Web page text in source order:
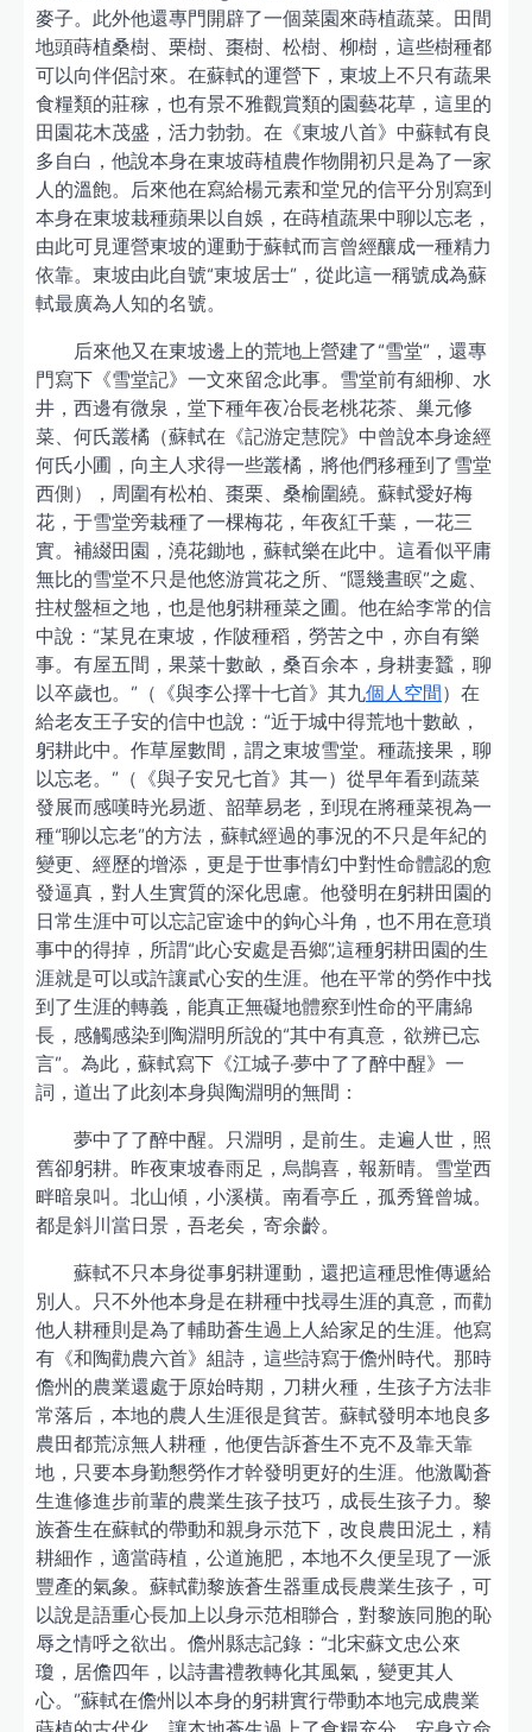
麥子。此外他還專門開辟了一個菜園來蒔植蔬菜。田間
地頭蒔植桑樹、栗樹、棗樹、松樹、柳樹，這些樹種都
可以向伴侶討來。在蘇軾的運營下，東坡上不只有蔬果
食糧類的莊稼，也有景不雅觀賞類的園藝花草，這里的
田園花木茂盛，活力勃勃。在《東坡八首》中蘇軾有良
多自白，他說本身在東坡蒔植農作物開初只是為了一家
人的溫飽。后來他在寫給楊元素和堂兄的信平分別寫到
本身在東坡栽種蘋果以自娛，在蒔植蔬果中聊以忘老，
由此可見運營東坡的運動于蘇軾而言曾經釀成一種精力
依靠。東坡由此自號“東坡居士”，從此這一稱號成為蘇
軾最廣為人知的名號。
后來他又在東坡邊上的荒地上營建了“雪堂”，還專
門寫下《雪堂記》一文來留念此事。雪堂前有細柳、水
井，西邊有微泉，堂下種年夜冶長老桃花茶、巢元修
菜、何氏叢橘（蘇軾在《記游定慧院》中曾說本身途經
何氏小圃，向主人求得一些叢橘，將他們移種到了雪堂
西側），周圍有松柏、棗栗、桑榆圍繞。蘇軾愛好梅
花，于雪堂旁栽種了一棵梅花，年夜紅千葉，一花三
實。補綴田園，澆花鋤地，蘇軾樂在此中。這看似平庸
無比的雪堂不只是他悠游賞花之所、“隱幾晝瞑”之處、
拄杖盤桓之地，也是他躬耕種菜之圃。他在給李常的信
中說：“某見在東坡，作陂種稻，勞苦之中，亦自有樂
事。有屋五間，果菜十數畝，桑百余本，身耕妻蠶，聊
以卒歲也。”（《與李公擇十七首》其九個人空間）在
給老友王子安的信中也說：“近于城中得荒地十數畝，
躬耕此中。作草屋數間，謂之東坡雪堂。種蔬接果，聊
以忘老。”（《與子安兄七首》其一）從早年看到蔬菜
發展而感嘆時光易逝、韶華易老，到現在將種菜視為一
種“聊以忘老”的方法，蘇軾經過的事況的不只是年紀的
變更、經歷的增添，更是于世事情幻中對性命體認的愈
發逼真，對人生實質的深化思慮。他發明在躬耕田園的
日常生涯中可以忘記宦途中的鉤心斗角，也不用在意瑣
事中的得掉，所謂“此心安處是吾鄉”,這種躬耕田園的生
涯就是可以或許讓貳心安的生涯。他在平常的勞作中找
到了生涯的轉義，能真正無礙地體察到性命的平庸綿
長，感觸感染到陶淵明所說的“其中有真意，欲辨已忘
言”。為此，蘇軾寫下《江城子·夢中了了醉中醒》一
詞，道出了此刻本身與陶淵明的無間：
夢中了了醉中醒。只淵明，是前生。走遍人世，照
舊卻躬耕。昨夜東坡春雨足，烏鵲喜，報新晴。雪堂西
畔暗泉叫。北山傾，小溪橫。南看亭丘，孤秀聳曾城。
都是斜川當日景，吾老矣，寄余齡。
蘇軾不只本身從事躬耕運動，還把這種思惟傳遞給
別人。只不外他本身是在耕種中找尋生涯的真意，而勸
他人耕種則是為了輔助蒼生過上人給家足的生涯。他寫
有《和陶勸農六首》組詩，這些詩寫于儋州時代。那時
儋州的農業還處于原始時期，刀耕火種，生孩子方法非
常落后，本地的農人生涯很是貧苦。蘇軾發明本地良多
農田都荒涼無人耕種，他便告訴蒼生不克不及靠天靠
地，只要本身勤懇勞作才幹發明更好的生涯。他激勵蒼
生進修進步前輩的農業生孩子技巧，成長生孩子力。黎
族蒼生在蘇軾的帶動和親身示范下，改良農田泥土，精
耕細作，適當蒔植，公道施肥，本地不久便呈現了一派
豐產的氣象。蘇軾勸黎族蒼生器重成長農業生孩子，可
以說是語重心長加上以身示范相聯合，對黎族同胞的恥
辱之情呼之欲出。儋州縣志記錄：“北宋蘇文忠公來
瓊，居儋四年，以詩書禮教轉化其風氣，變更其人
心。”蘇軾在儋州以本身的躬耕實行帶動本地完成農業